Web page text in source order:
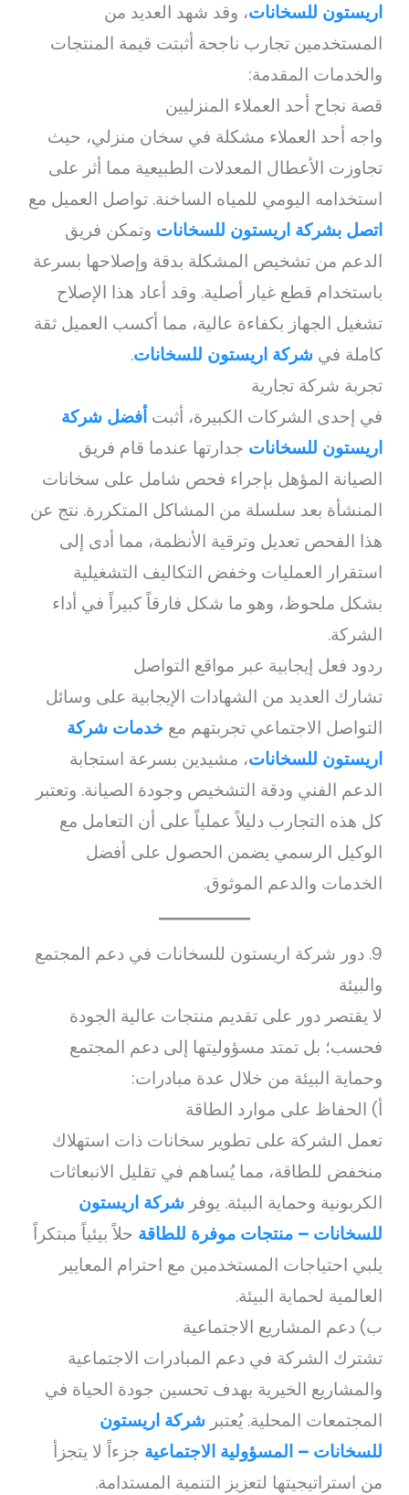
اريستون للسخانات، وقد شهد العديد من
المستخدمين تجارب ناجحة أثبتت قيمة المنتجات
والخدمات المقدمة:
قصة نجاح أحد العملاء المنزليين
واجه أحد العملاء مشكلة في سخان منزلي، حيث
تجاوزت الأعطال المعدلات الطبيعية مما أثر على
استخدامه اليومي للمياه الساخنة. تواصل العميل مع
اتصل بشركة اريستون للسخانات وتمكن فريق
الدعم من تشخيص المشكلة بدقة وإصلاحها بسرعة
باستخدام قطع غيار أصلية. وقد أعاد هذا الإصلاح
تشغيل الجهاز بكفاءة عالية، مما أكسب العميل ثقة
كاملة فيشركة اريستون للسخانات.
تجربة شركة تجارية
في إحدى الشركات الكبيرة، أثبتأفضل شركة
اريستون للسخانات جدارتها عندما قام فريق
الصيانة المؤهل بإجراء فحص شامل على سخانات
المنشأة بعد سلسلة من المشاكل المتكررة. نتج عن
هذا الفحص تعديل وترقية الأنظمة، مما أدى إلى
استقرار العمليات وخفض التكاليف التشغيلية
بشكل ملحوظ، وهو ما شكل فارقاً كبيراً في أداء
الشركة.
ردود فعل إيجابية عبر مواقع التواصل
تشارك العديد من الشهادات الإيجابية على وسائل
التواصل الاجتماعي تجربتهم معخدمات شركة
اريستون للسخانات، مشيدين بسرعة استجابة
الدعم الفني ودقة التشخيص وجودة الصيانة. وتعتبر
كل هذه التجارب دليلاً عملياً على أن التعامل مع
الوكيل الرسمي يضمن الحصول على أفضل
الخدمات والدعم الموثوق.
9. دور شركة اريستون للسخانات في دعم المجتمع
والبيئة
لا يقتصر دور على تقديم منتجات عالية الجودة
فحسب؛ بل تمتد مسؤوليتها إلى دعم المجتمع
وحماية البيئة من خلال عدة مبادرات:
أ) الحفاظ على موارد الطاقة
تعمل الشركة على تطوير سخانات ذات استهلاك
منخفض للطاقة، مما يُساهم في تقليل الانبعاثات
الكربونية وحماية البيئة. يوفرشركة اريستون
للسخانات – منتجات موفرة للطاقة حلاً بيئياً مبتكراً
يلبي احتياجات المستخدمين مع احترام المعايير
العالمية لحماية البيئة.
ب) دعم المشاريع الاجتماعية
تشترك الشركة في دعم المبادرات الاجتماعية
والمشاريع الخيرية بهدف تحسين جودة الحياة في
المجتمعات المحلية. يُعتبرشركة اريستون
للسخانات – المسؤولية الاجتماعية جزءاً لا يتجزأ
من استراتيجيتها لتعزيز التنمية المستدامة.